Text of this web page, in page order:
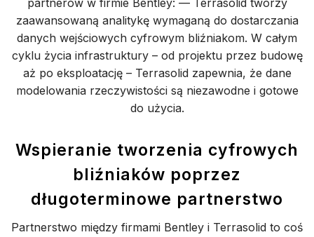
partnerów w firmie Bentley: — Terrasolid tworzy
zaawansowaną analitykę wymaganą do dostarczania
danych wejściowych cyfrowym bliźniakom. W całym
cyklu życia infrastruktury – od projektu przez budowę
aż po eksploatację – Terrasolid zapewnia, że dane
modelowania rzeczywistości są niezawodne i gotowe
do użycia.
Wspieranie tworzenia cyfrowych
bliźniaków poprzez
długoterminowe partnerstwo
Partnerstwo między firmami Bentley i Terrasolid to coś